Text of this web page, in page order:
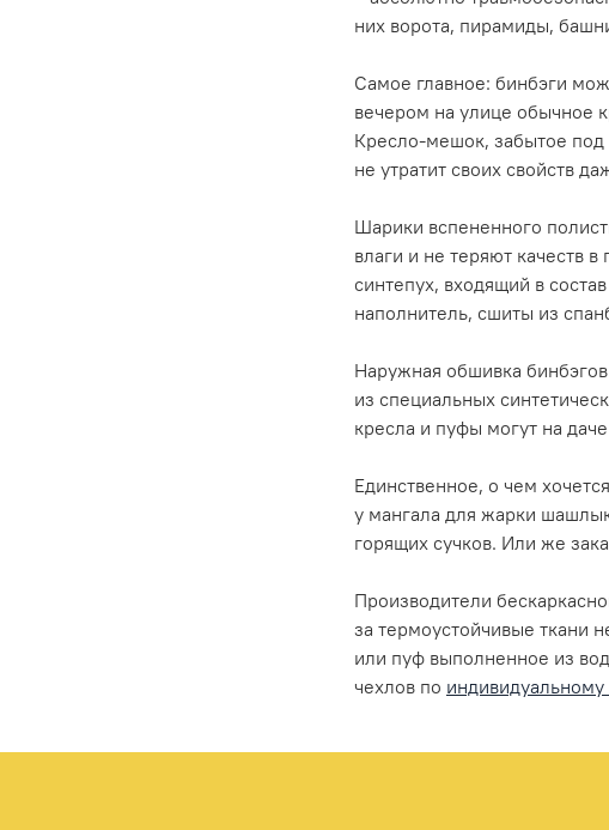
них ворота, пирамиды,
Самое главное: бинбэги
вечером на улице обычное
Кресло-мешок, забытое
не утратит своих свойств
Шарики вспененного
влаги и не теряют качеств
синтепух, входящий в
наполнитель, сшиты из
Наружная обшивка
из специальных
кресла и пуфы могут на
Единственное, о чем
у мангала для жарки
горящих сучков. Или же
Производители
за термоустойчивые ткани
или пуф выполненное из
чехлов по индивидуальному